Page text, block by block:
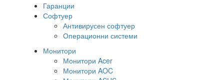
Гаранции
Софтуер
Антивирусен софтуер
Операционни системи
Монитори
Монитори Acer
Монитори AOC